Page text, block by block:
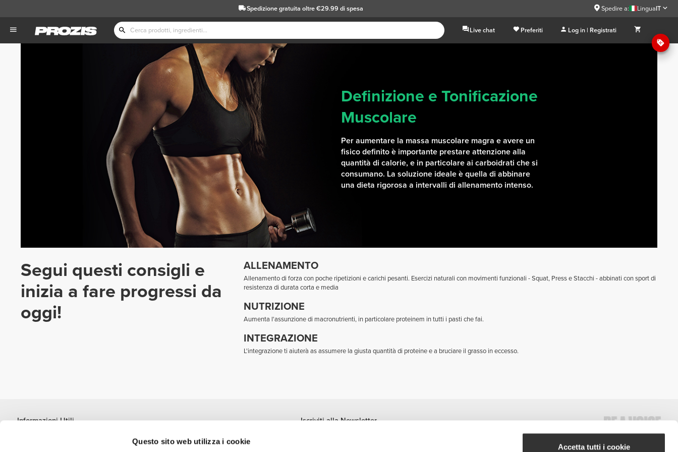
Questo sito web utilizza i cookie
Accetta tutti i cookie
Spedizione gratuita oltre €29.99 di spesa Spedire a: LinguaIT
Live chat Preferiti Log in | Registrati
Definizione e Tonificazione
Muscolare
Per aumentare la massa muscolare magra e avere un
fisico definito è importante prestare attenzione alla
quantità di calorie, e in particolare ai carboidrati che si
consumano. La soluzione ideale è quella di abbinare
una dieta rigorosa a intervalli di allenamento intenso.
Segui questi consigli e
inizia a fare progressi da
oggi!
ALLENAMENTO
Allenamento di forza con poche ripetizioni e carichi pesanti. Esercizi naturali con movimenti funzionali - Squat, Press e Stacchi - abbinati con sport di
resistenza di durata corta e media
NUTRIZIONE
Aumenta l'assunzione di macronutrienti, in particolare proteinem in tutti i pasti che fai.
INTEGRAZIONE
L'integrazione ti aiuterà as assumere la giusta quantità di proteine e a bruciare il grasso in eccesso.
Informazioni Utili
Iscriviti alla Newsletter